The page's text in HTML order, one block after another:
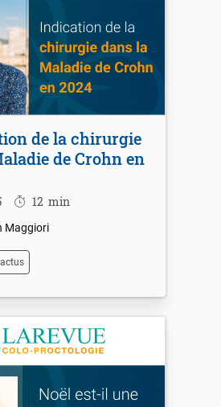
de la chirurgie
de Crohn en
12 min
Maggiori